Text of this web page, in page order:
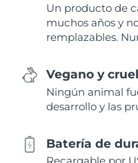
Un producto de
muchos años y
remplazables.
Vegano y
Ningún animal
desarrollo y las
Batería de